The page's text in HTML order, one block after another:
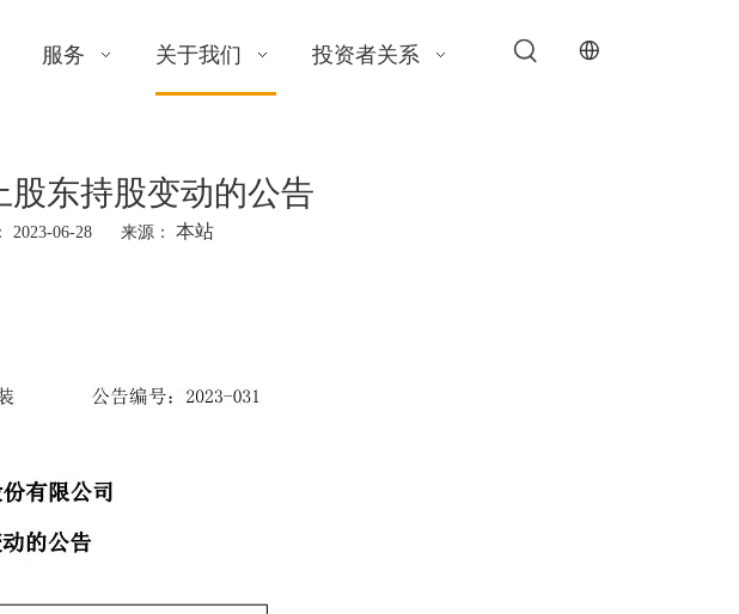
服务 关于我们 投资者关系
股东持股变动的公告
06-28 来源： 本站